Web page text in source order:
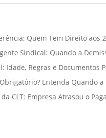
Quem Tem Direito aos
Sindical: Quando a
Idade, Regras e Documentos
Entenda Quando
CLT: Empresa Atrasou o